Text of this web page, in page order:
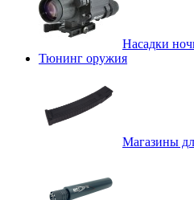
Насадки
Тюнинг оружия
Магазины